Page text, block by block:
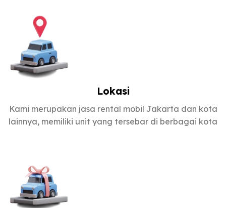
Lokasi
Kami merupakan jasa rental mobil Jakarta dan kota
lainnya, memiliki unit yang tersebar di berbagai kota